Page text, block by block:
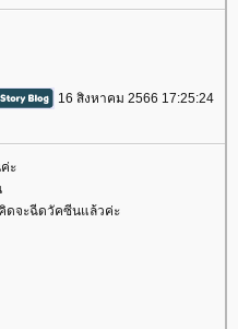
16 สิงหาคม 2566 17:25:24
ะ
คิดจะฉีดวัคซีนแล้วค่ะ